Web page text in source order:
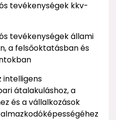
tevékenységek kkv-
tevékenységek állami
a felsőoktatásban és
intelligens
átalakuláshoz, a
és a vállalkozások